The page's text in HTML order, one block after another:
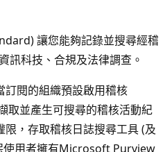
讓您能夠記錄並搜尋經稽
訊科技、合規及法律調查。
訂閱的組織預設啟用稽核
取並產生可搜尋的稽核活動紀
，存取稽核日誌搜尋工具 (及
使用者擁有Microsoft Purview